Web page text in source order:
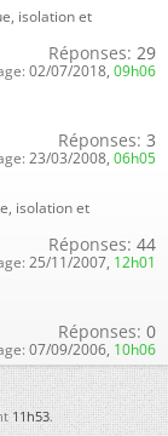
isolation et
Réponses: 29
02/07/2018, 09h06
Réponses: 3
23/03/2008, 06h05
isolation et
Réponses: 44
25/11/2007, 12h01
Réponses: 0
07/09/2006, 10h06
11h53.